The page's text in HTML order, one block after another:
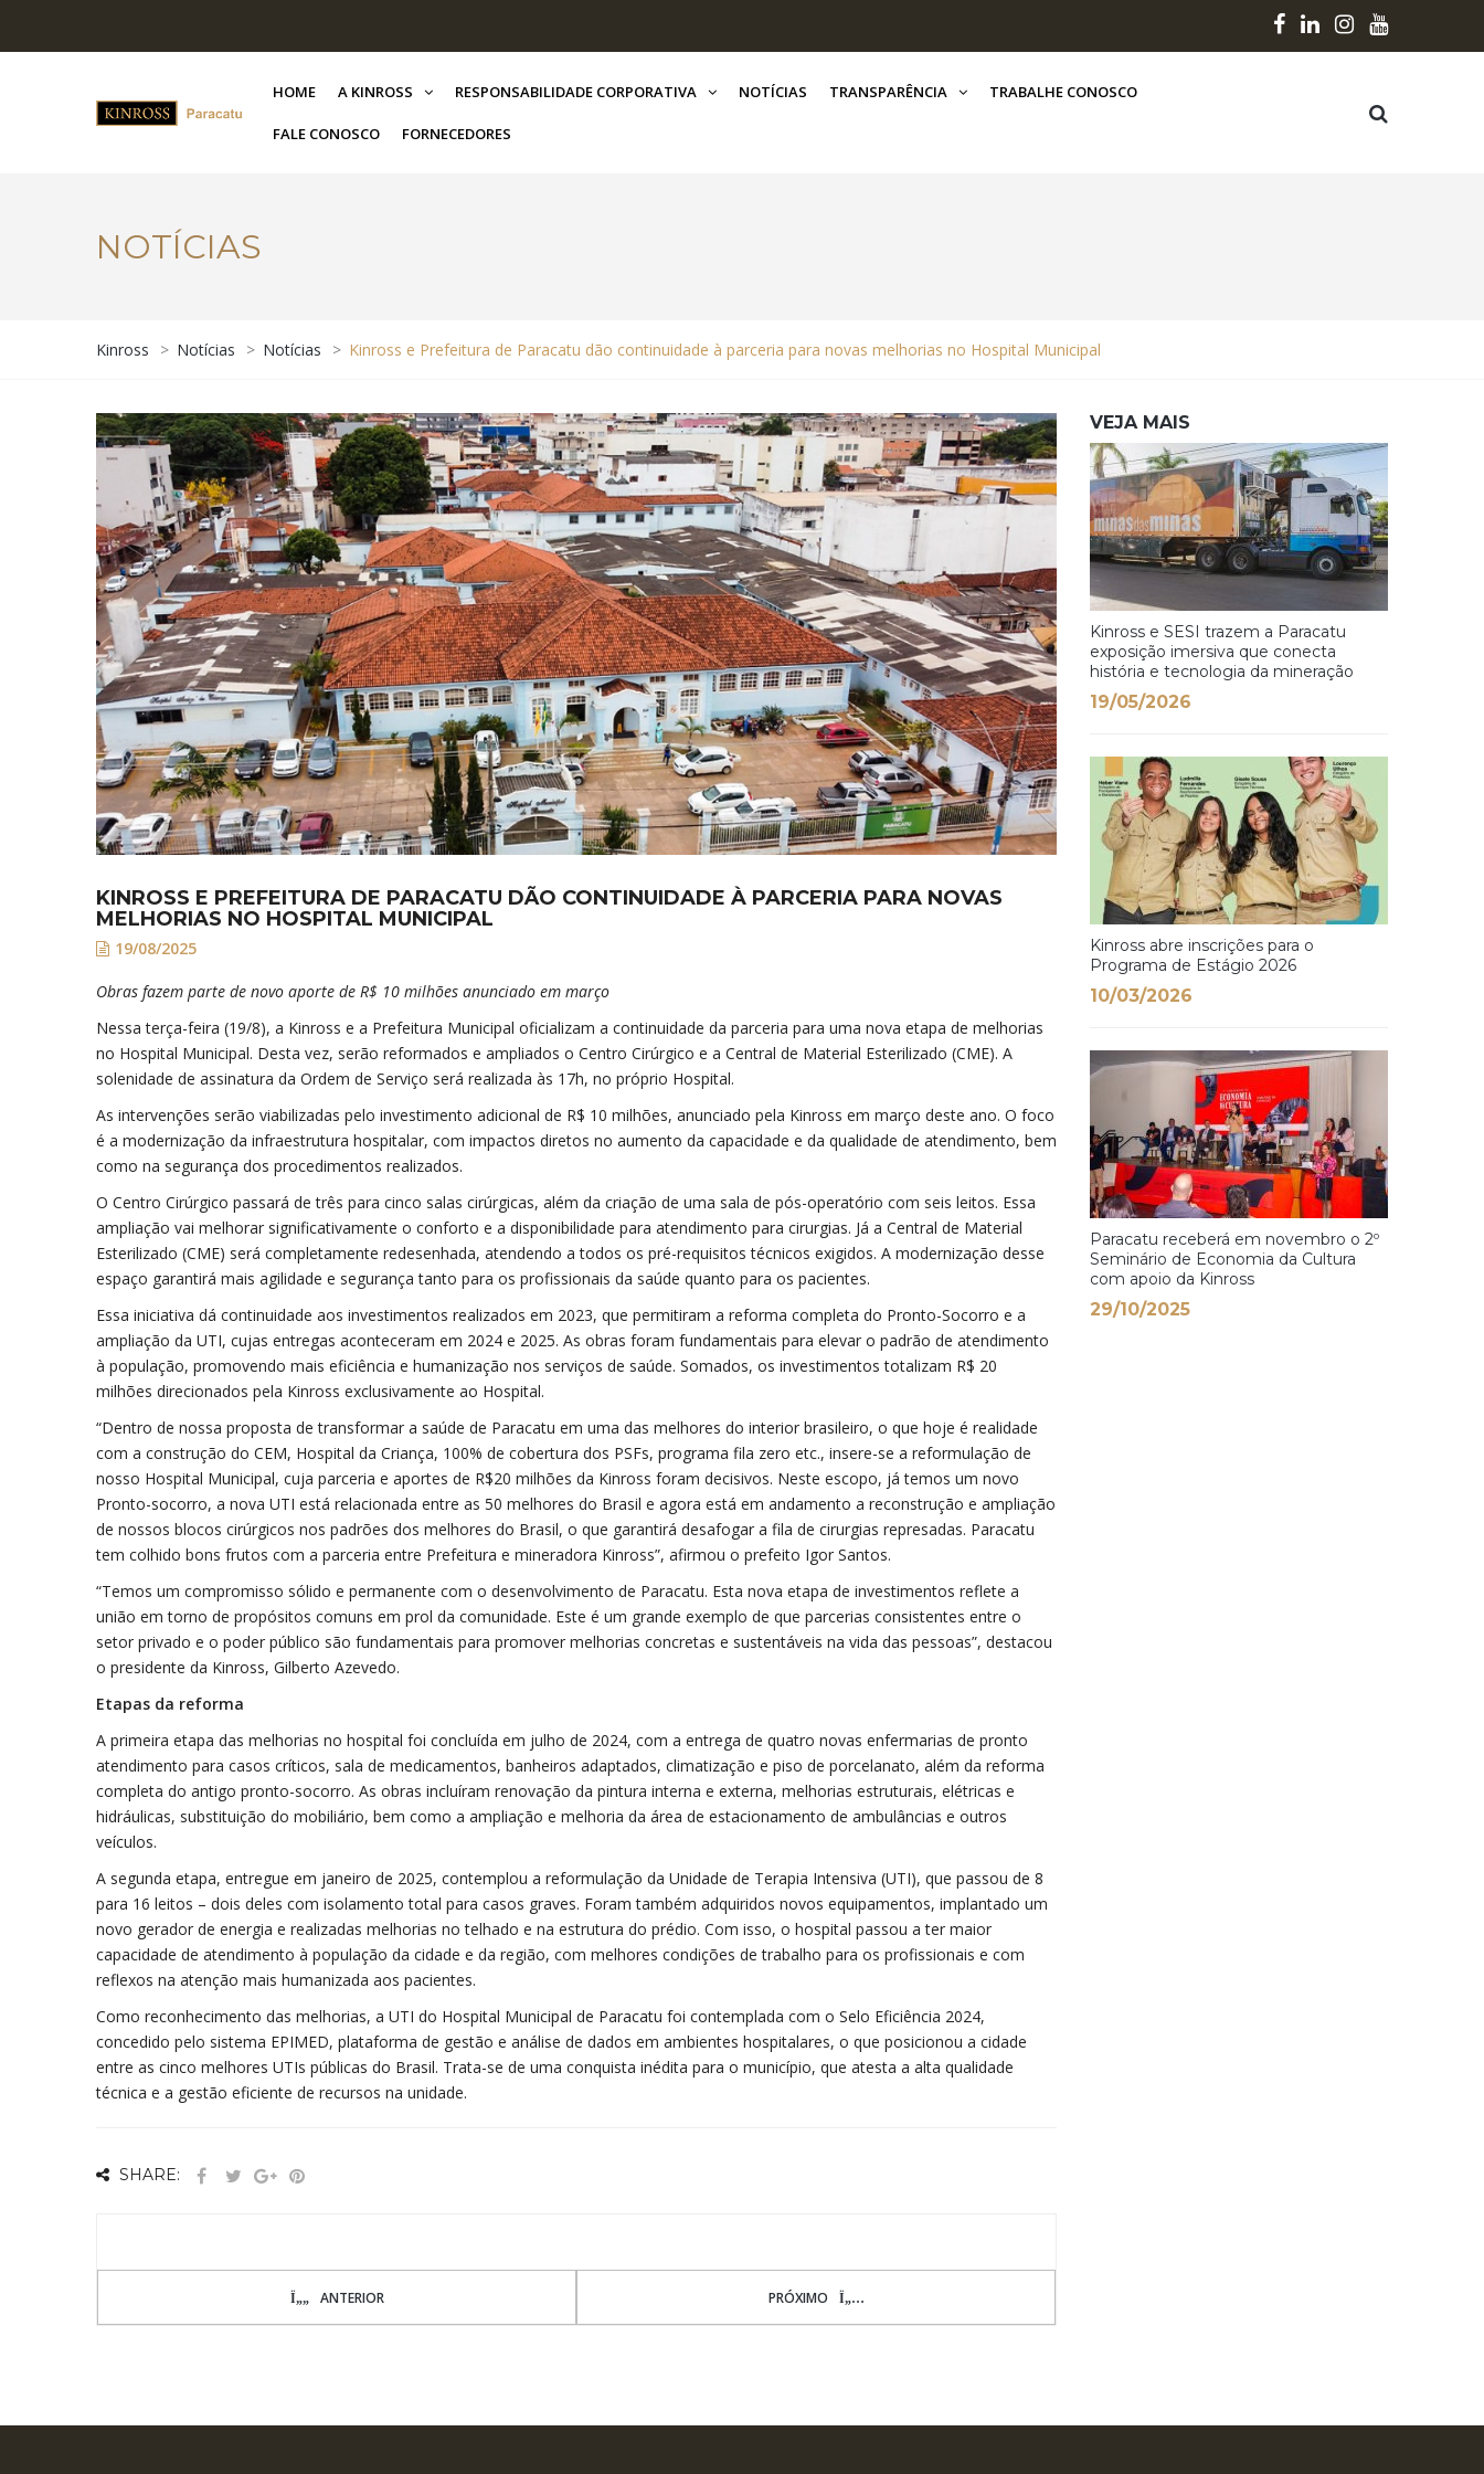
HOME A KINROSS RESPONSABILIDADE CORPORATIVA NOTÍCIAS TRANSPARÊNCIA TRABALHE CONOSCO
FALE CONOSCO FORNECEDORES
NOTÍCIAS
Kinross > Notícias > Notícias > Kinross e Prefeitura de Paracatu dão continuidade à parceria para novas melhorias no Hospital Municipal
KINROSS E PREFEITURA DE PARACATU DÃO CONTINUIDADE À PARCERIA PARA NOVAS
MELHORIAS NO HOSPITAL MUNICIPAL
19/08/2025
Obras fazem parte de novo aporte de R$ 10 milhões anunciado em março
Nessa terça-feira (19/8), a Kinross e a Prefeitura Municipal oficializam a continuidade da parceria para uma nova etapa de melhorias
no Hospital Municipal. Desta vez, serão reformados e ampliados o Centro Cirúrgico e a Central de Material Esterilizado (CME). A
solenidade de assinatura da Ordem de Serviço será realizada às 17h, no próprio Hospital.
As intervenções serão viabilizadas pelo investimento adicional de R$ 10 milhões, anunciado pela Kinross em março deste ano. O foco
é a modernização da infraestrutura hospitalar, com impactos diretos no aumento da capacidade e da qualidade de atendimento, bem
como na segurança dos procedimentos realizados.
O Centro Cirúrgico passará de três para cinco salas cirúrgicas, além da criação de uma sala de pós-operatório com seis leitos. Essa
ampliação vai melhorar significativamente o conforto e a disponibilidade para atendimento para cirurgias. Já a Central de Material
Esterilizado (CME) será completamente redesenhada, atendendo a todos os pré-requisitos técnicos exigidos. A modernização desse
espaço garantirá mais agilidade e segurança tanto para os profissionais da saúde quanto para os pacientes.
Essa iniciativa dá continuidade aos investimentos realizados em 2023, que permitiram a reforma completa do Pronto-Socorro e a
ampliação da UTI, cujas entregas aconteceram em 2024 e 2025. As obras foram fundamentais para elevar o padrão de atendimento
à população, promovendo mais eficiência e humanização nos serviços de saúde. Somados, os investimentos totalizam R$ 20
milhões direcionados pela Kinross exclusivamente ao Hospital.
“Dentro de nossa proposta de transformar a saúde de Paracatu em uma das melhores do interior brasileiro, o que hoje é realidade
com a construção do CEM, Hospital da Criança, 100% de cobertura dos PSFs, programa fila zero etc., insere-se a reformulação de
nosso Hospital Municipal, cuja parceria e aportes de R$20 milhões da Kinross foram decisivos. Neste escopo, já temos um novo
Pronto-socorro, a nova UTI está relacionada entre as 50 melhores do Brasil e agora está em andamento a reconstrução e ampliação
de nossos blocos cirúrgicos nos padrões dos melhores do Brasil, o que garantirá desafogar a fila de cirurgias represadas. Paracatu
tem colhido bons frutos com a parceria entre Prefeitura e mineradora Kinross”, afirmou o prefeito Igor Santos.
“Temos um compromisso sólido e permanente com o desenvolvimento de Paracatu. Esta nova etapa de investimentos reflete a
união em torno de propósitos comuns em prol da comunidade. Este é um grande exemplo de que parcerias consistentes entre o
setor privado e o poder público são fundamentais para promover melhorias concretas e sustentáveis na vida das pessoas”, destacou
o presidente da Kinross, Gilberto Azevedo.
Etapas da reforma
A primeira etapa das melhorias no hospital foi concluída em julho de 2024, com a entrega de quatro novas enfermarias de pronto
atendimento para casos críticos, sala de medicamentos, banheiros adaptados, climatização e piso de porcelanato, além da reforma
completa do antigo pronto-socorro. As obras incluíram renovação da pintura interna e externa, melhorias estruturais, elétricas e
hidráulicas, substituição do mobiliário, bem como a ampliação e melhoria da área de estacionamento de ambulâncias e outros
veículos.
A segunda etapa, entregue em janeiro de 2025, contemplou a reformulação da Unidade de Terapia Intensiva (UTI), que passou de 8
para 16 leitos – dois deles com isolamento total para casos graves. Foram também adquiridos novos equipamentos, implantado um
novo gerador de energia e realizadas melhorias no telhado e na estrutura do prédio. Com isso, o hospital passou a ter maior
capacidade de atendimento à população da cidade e da região, com melhores condições de trabalho para os profissionais e com
reflexos na atenção mais humanizada aos pacientes.
Como reconhecimento das melhorias, a UTI do Hospital Municipal de Paracatu foi contemplada com o Selo Eficiência 2024,
concedido pelo sistema EPIMED, plataforma de gestão e análise de dados em ambientes hospitalares, o que posicionou a cidade
entre as cinco melhores UTIs públicas do Brasil. Trata-se de uma conquista inédita para o município, que atesta a alta qualidade
técnica e a gestão eficiente de recursos na unidade.
SHARE:
ANTERIOR PRÓXIMO
VEJA MAIS
Kinross e SESI trazem a Paracatu
exposição imersiva que conecta
história e tecnologia da mineração
19/05/2026
Kinross abre inscrições para o
Programa de Estágio 2026
10/03/2026
Paracatu receberá em novembro o 2º
Seminário de Economia da Cultura
com apoio da Kinross
29/10/2025